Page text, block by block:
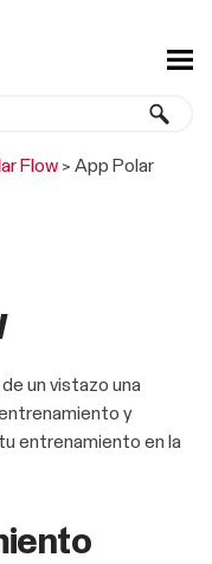
Flow >App Polar
un vistazo una
y
entrenamiento en la